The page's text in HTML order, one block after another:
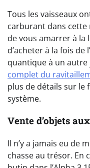
Tous les vaisseaux
carburant dans cette
de vous amarrer à la
d’acheter à la fois
quantique à un
complet du
plus de détails sur le
système.
Vente d’objets
Il n’y a jamais eu de
chasse au trésor. En